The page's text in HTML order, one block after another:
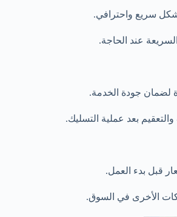
سريع واحترافي.
عند الحاجة.
لضمان جودة الخدمة.
بعد عملية التسليك.
قبل بدء العمل.
الأخرى في السوق.